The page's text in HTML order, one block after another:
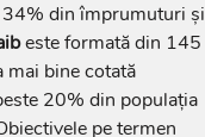
34% din împrumuturi și
este formată din 145
mai bine cotată
20% din populaţia
pe termen